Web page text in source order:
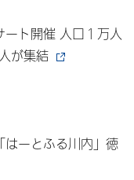
ト開催 人口１万人
が集結
はーとふる川内」徳